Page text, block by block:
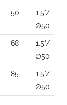
50
1.5"/
∅50
68
1.5"/
∅50
85
1.5"/
∅50